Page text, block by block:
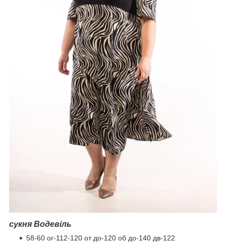
сукня Водевіль
58-60 ог-112-120 от до-120 об до-140 дв-122